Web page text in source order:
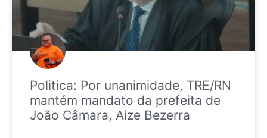
Politica: Por unanimidade, TRE/RN
mantém mandato da prefeita de
João Câmara, Aize Bezerra